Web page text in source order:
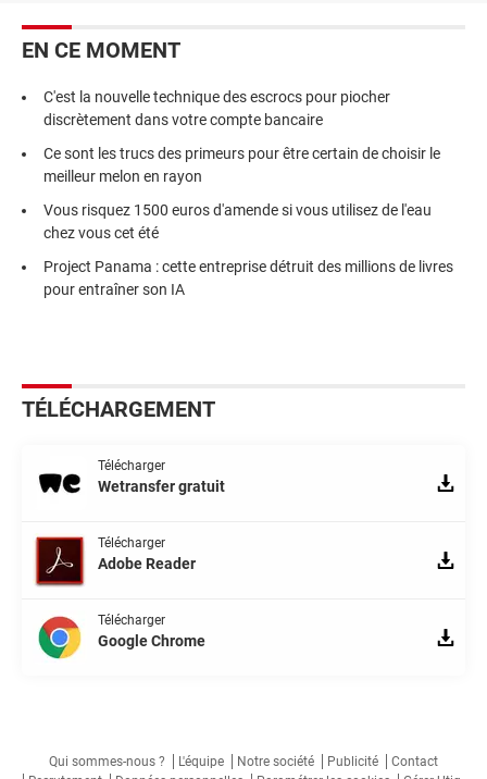
EN CE MOMENT
C'est la nouvelle technique des escrocs pour piocher
discrètement dans votre compte bancaire
Ce sont les trucs des primeurs pour être certain de choisir le
meilleur melon en rayon
Vous risquez 1500 euros d'amende si vous utilisez de l'eau
chez vous cet été
Project Panama : cette entreprise détruit des millions de livres
pour entraîner son IA
TÉLÉCHARGEMENT
Télécharger
Wetransfer gratuit
Télécharger
Adobe Reader
Télécharger
Google Chrome
Qui sommes-nous ? L'équipe Notre société Publicité
Contact